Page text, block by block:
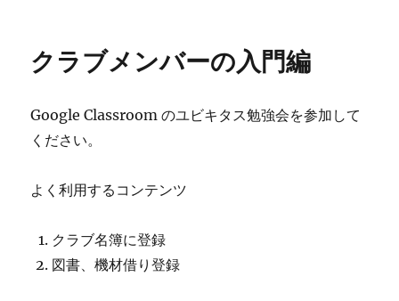
クラブメンバーの入門編
Google Classroom のユビキタス勉強会を参加して
ください。
よく利用するコンテンツ
クラブ名簿に登録
図書、機材借り登録